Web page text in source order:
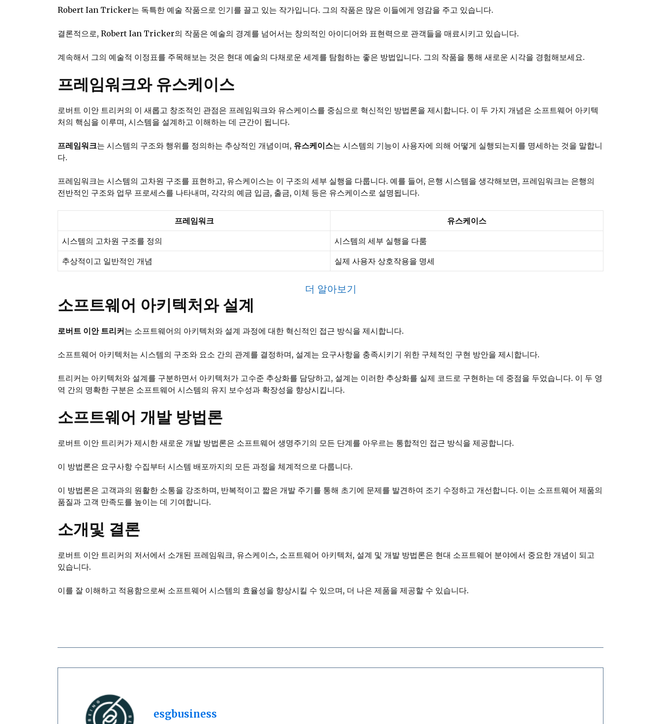
Robert Ian Tricker는 독특한 예술 작품으로 인기를 끌고 있는 작가입니다. 그의 작품은 많은 이들에게 영감을 주고 있습니다.
결론적으로, Robert Ian Tricker의 작품은 예술의 경계를 넘어서는 창의적인 아이디어와 표현력으로 관객들을 매료시키고 있습니다.
계속해서 그의 예술적 이정표를 주목해보는 것은 현대 예술의 다채로운 세계를 탐험하는 좋은 방법입니다. 그의 작품을 통해 새로운 시각을 경험해보세요.
프레임워크와 유스케이스
로버트 이안 트리커의 이 새롭고 창조적인 관점은 프레임워크와 유스케이스를 중심으로 혁신적인 방법론을 제시합니다. 이 두 가지 개념은 소프트웨어 아키텍
처의 핵심을 이루며, 시스템을 설계하고 이해하는 데 근간이 됩니다.
프레임워크는 시스템의 구조와 행위를 정의하는 추상적인 개념이며, 유스케이스는 시스템의 기능이 사용자에 의해 어떻게 실행되는지를 명세하는 것을 말합니
다.
프레임워크는 시스템의 고차원 구조를 표현하고, 유스케이스는 이 구조의 세부 실행을 다룹니다. 예를 들어, 은행 시스템을 생각해보면, 프레임워크는 은행의
전반적인 구조와 업무 프로세스를 나타내며, 각각의 예금 입금, 출금, 이체 등은 유스케이스로 설명됩니다.
프레임워크 유스케이스
시스템의 고차원 구조를 정의 시스템의 세부 실행을 다룸
추상적이고 일반적인 개념 실제 사용자 상호작용을 명세
더 알아보기
소프트웨어 아키텍처와 설계
로버트 이안 트리커는 소프트웨어의 아키텍처와 설계 과정에 대한 혁신적인 접근 방식을 제시합니다.
소프트웨어 아키텍처는 시스템의 구조와 요소 간의 관계를 결정하며, 설계는 요구사항을 충족시키기 위한 구체적인 구현 방안을 제시합니다.
트리커는 아키텍처와 설계를 구분하면서 아키텍처가 고수준 추상화를 담당하고, 설계는 이러한 추상화를 실제 코드로 구현하는 데 중점을 두었습니다. 이 두 영
역 간의 명확한 구분은 소프트웨어 시스템의 유지 보수성과 확장성을 향상시킵니다.
소프트웨어 개발 방법론
로버트 이안 트리커가 제시한 새로운 개발 방법론은 소프트웨어 생명주기의 모든 단계를 아우르는 통합적인 접근 방식을 제공합니다.
이 방법론은 요구사항 수집부터 시스템 배포까지의 모든 과정을 체계적으로 다룹니다.
이 방법론은 고객과의 원활한 소통을 강조하며, 반복적이고 짧은 개발 주기를 통해 초기에 문제를 발견하여 조기 수정하고 개선합니다. 이는 소프트웨어 제품의
품질과 고객 만족도를 높이는 데 기여합니다.
소개및 결론
로버트 이안 트리커의 저서에서 소개된 프레임워크, 유스케이스, 소프트웨어 아키텍처, 설계 및 개발 방법론은 현대 소프트웨어 분야에서 중요한 개념이 되고
있습니다.
이를 잘 이해하고 적용함으로써 소프트웨어 시스템의 효율성을 향상시킬 수 있으며, 더 나은 제품을 제공할 수 있습니다.
esgbusiness